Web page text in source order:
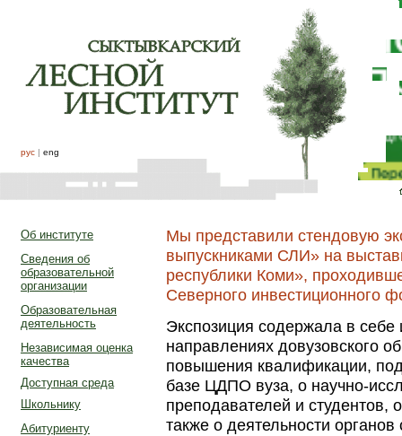
рус | eng
Об институте
Сведения об
образовательной
организации
Образовательная
деятельность
Независимая оценка
качества
Доступная среда
Школьнику
Абитуриенту
Мы представили стендовую
выпускниками СЛИ» на
республики Коми»,
Северного инвестиционного
Экспозиция содержала в
направлениях довузовского
повышения квалификации,
базе ЦДПО вуза, о научно-
преподавателей и студентов,
также о деятельности